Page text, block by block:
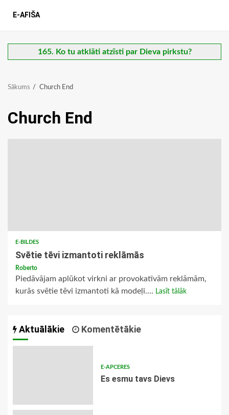
E-AFIŠA
165. Ko tu atklāti atzīsti par Dieva pirkstu?
Sākums Church End
Church End
E-BILDES
Svētie tēvi izmantoti reklāmās
Roberto
Piedāvājam aplūkot virkni ar provokatīvām reklāmām,
kurās svētie tēvi izmantoti kā modeļi.... Lasīt tālāk
Aktuālākie Komentētākie
E-APCERES
Es esmu tavs Dievs